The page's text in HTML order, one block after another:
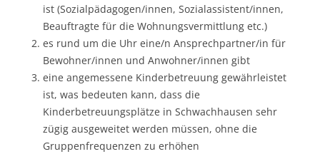
ist (Sozialpädagogen/innen, Sozialassistent/innen,
Beauftragte für die Wohnungsvermittlung etc.)
es rund um die Uhr eine/n Ansprechpartner/in für
Bewohner/innen und Anwohner/innen gibt
eine angemessene Kinderbetreuung gewährleistet
ist, was bedeuten kann, dass die
Kinderbetreuungsplätze in Schwachhausen sehr
zügig ausgeweitet werden müssen, ohne die
Gruppenfrequenzen zu erhöhen